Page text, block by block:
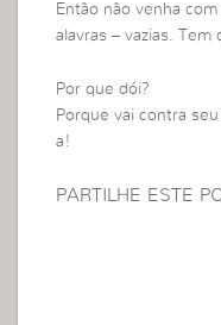
Então não venha
alavras – vazias.
Por que dói?
Porque vai contra
a!
PARTILHE ESTE